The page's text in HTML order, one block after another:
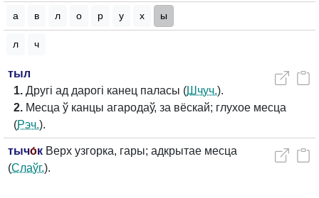
а в л о р у х ы
л ч
тыл
1. Другі ад дарогі канец паласы (Шчуч.).
2. Месца ў канцы агародаў, за вёскай; глухое месца
(Рэч.).
тычо́к Верх узгорка, гары; адкрытае месца
(Слаўг.).